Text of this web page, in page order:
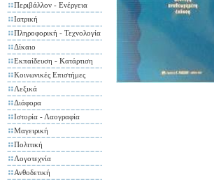
Περιβάλλον - Ενέργεια
Ιατρική
Πληροφορική - Τεχνολογία
Δίκαιο
Εκπαίδευση - Κατάρτιση
Κοινωνικές Επιστήμες
Λεξικά
Διάφορα
Ιστορία - Λαογραφία
Μαγειρική
Πολιτική
Λογοτεχνία
Ανθοδετική